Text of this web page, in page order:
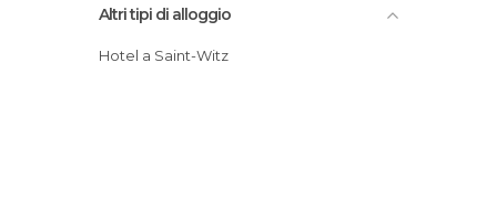
Altri tipi di alloggio
Hotel a Saint-Witz